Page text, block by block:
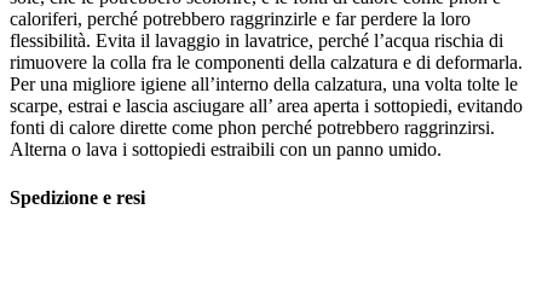
caloriferi, perché potrebbero raggrinzirle e far perdere la loro
flessibilità. Evita il lavaggio in lavatrice, perché l’acqua rischia di
rimuovere la colla fra le componenti della calzatura e di deformarla.
Per una migliore igiene all’interno della calzatura, una volta tolte le
scarpe, estrai e lascia asciugare all’ area aperta i sottopiedi, evitando
fonti di calore dirette come phon perché potrebbero raggrinzirsi.
Alterna o lava i sottopiedi estraibili con un panno umido.
Spedizione e resi